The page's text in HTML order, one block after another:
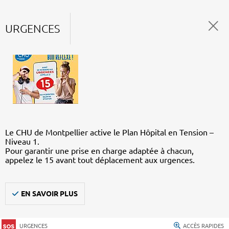
URGENCES
Le CHU de Montpellier active le Plan Hôpital en Tension –
Niveau 1.
Pour garantir une prise en charge adaptée à chacun,
appelez le 15 avant tout déplacement aux urgences.
EN SAVOIR PLUS
URGENCES ACCÈS RAPIDES